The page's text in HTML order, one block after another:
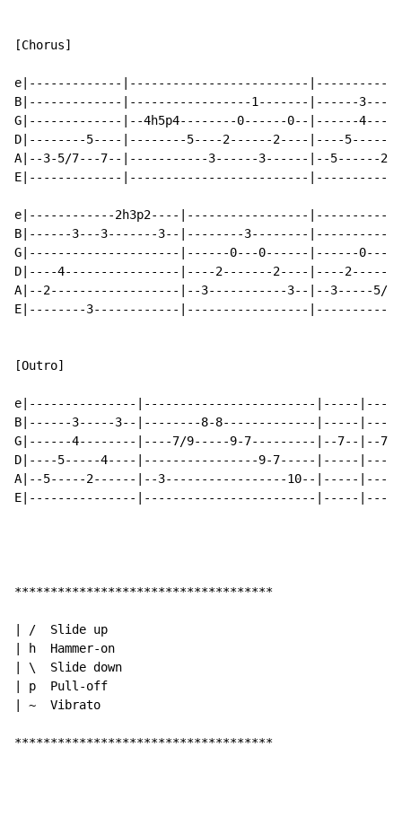
[Chorus]
e|-------------|-------------------------
B|-------------|-----------------1-------|------
G|-------------|--4h5p4--------0------0--|------
D|--------5----|--------5----2------2----|----
A|--3-5/7---7--|-----------3------3------|--5------
E|-------------|-------------------------
e|------------2h3p2----|-----------------
B|------3---3-------3--|--------3--------
G|---------------------|------0---0------|------
D|----4----------------|----2-------2----|----
A|--2------------------|--3-----------3--|--3-----5/
E|--------3------------|-----------------
[Outro]
e|---------------|------------------------|-----
B|------3-----3--|--------8-8-------------|-----
G|------4--------|----7/9-----9-7---------|--7--|--
D|----5-----4----|----------------9-7-----|-----
A|--5-----2------|--3-----------------10--|-----
E|---------------|------------------------|-----
************************************
| /  Slide up
| h  Hammer-on
| \  Slide down
| p  Pull-off
| ~  Vibrato
************************************